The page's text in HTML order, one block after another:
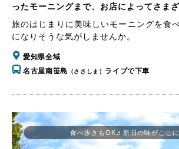
ったモーニングまで、お店によってさまざ
旅のはじまりに美味しいモーニングを食
になりそうな気がしませんか。
愛知県全域
名古屋南笹島 （ささしま） ライブで下車
食べ歩きもOK♬新旧の味がここ